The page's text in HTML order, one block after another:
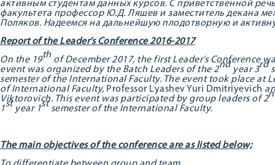
активным студентам данных курсов. С приветственной
факультета профессор Ю.Д. Ляшев и заместитель декана
Поляков. Надеемся на дальнейшую плодотворную и
Report of the Leader’s Conference 2016-2017
On the 19th of December 2017, the first Leader’s Conference
event was organized by the Batch Leaders of the 2nd year 3rd
semester of the International Faculty. The event took place at
of International Faculty, Professor Lyashev Yuri Dmitriyevich
Viktorovich. This event was participated by group leaders of 2
1st year 1st semester of the International Faculty.
The main objectives of the conference are as listed below;